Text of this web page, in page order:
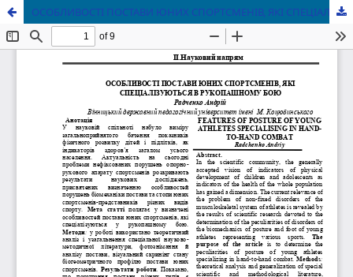
ОСОБЛИВОСТІ ПОСТАВИ ЮНИХ СПОРТСМЕНІВ, ЯКІ СПЕЦІАЛІЗУЮТЬСЯ В РУКОПАШНОМУ БОЮ